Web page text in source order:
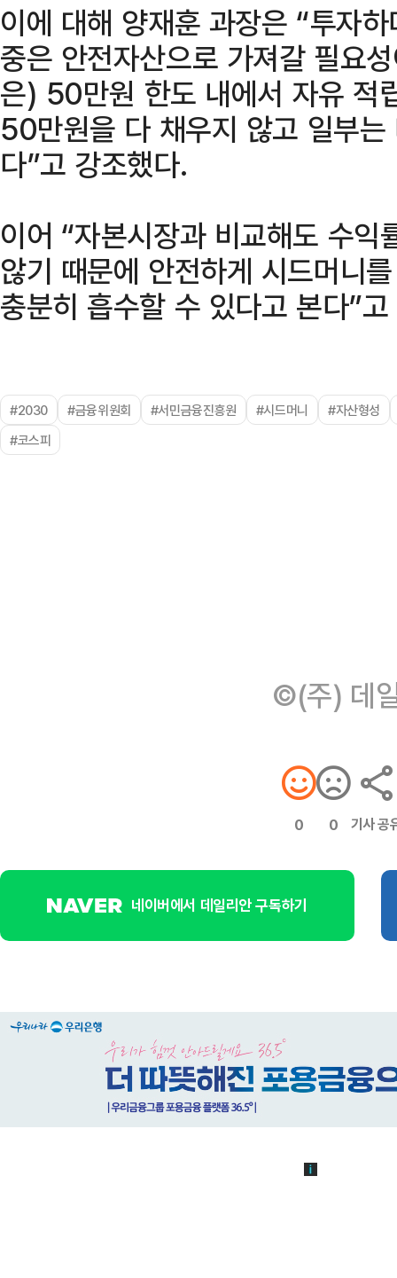
이에 대해 양재훈 과장은 “투자
중은 안전자산으로 가져갈 필요
은) 50만원 한도 내에서 자유 적
50만원을 다 채우지 않고 일부
다”고 강조했다.
이어 “자본시장과 비교해도 수
않기 때문에 안전하게 시드머니
충분히 흡수할 수 있다고 본다”
#2030 #금융위원회 #서민금융진흥원 #시드머니
#자산형성
#코스피
©(주) 데
0 0 기사 공
네이버에서 데일리안 구독하기